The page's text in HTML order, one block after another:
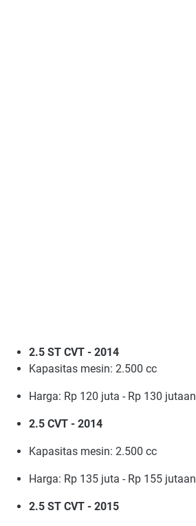
2.5 ST CVT - 2014
Kapasitas mesin: 2.500 cc
Harga: Rp 120 juta - Rp 130 jutaan
2.5 CVT - 2014
Kapasitas mesin: 2.500 cc
Harga: Rp 135 juta - Rp 155 jutaan
2.5 ST CVT - 2015